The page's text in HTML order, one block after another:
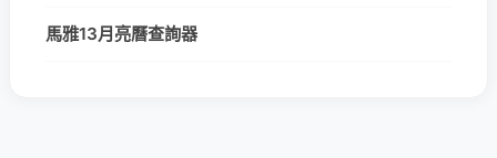
馬雅13月亮曆查詢器